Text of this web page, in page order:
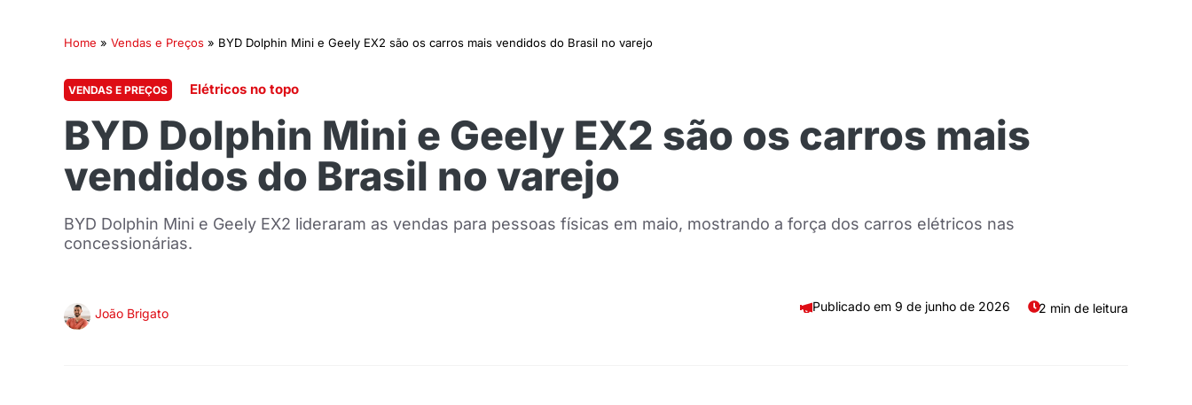
Home » Vendas e Preços » BYD Dolphin Mini e Geely EX2 são os carros mais vendidos do Brasil no varejo
VENDAS E PREÇOS Elétricos no topo
BYD Dolphin Mini e Geely EX2 são os carros mais
vendidos do Brasil no varejo
BYD Dolphin Mini e Geely EX2 lideraram as vendas para pessoas físicas em maio, mostrando a força dos carros elétricos nas
concessionárias.
João Brigato 9 de junho de 2026 2 min de leitura